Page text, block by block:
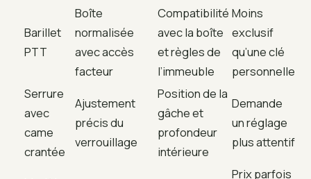
Barillet
PTT
Boîte
normalisée
avec accès
facteur
Compatibilité
avec la boîte
et règles de
l’immeuble
Moins
exclusif
qu’une clé
personnelle
Serrure
avec
came
crantée
Ajustement
précis du
verrouillage
Position de la
gâche et
profondeur
intérieure
Demande
un réglage
plus attentif
Prix parfois